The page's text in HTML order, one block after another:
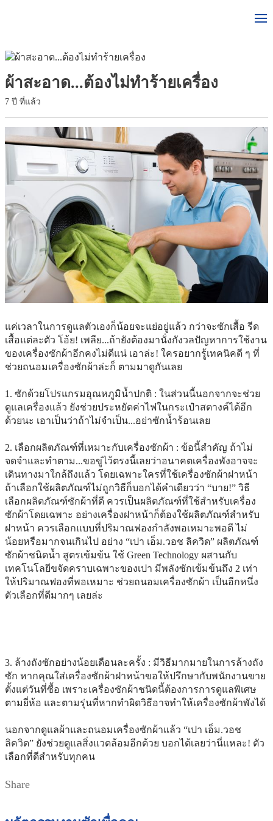
ผ้าสะอาด...ต้องไม่ทำร้ายเครื่อง
7 ปี ที่แล้ว
แค่เวลาในการดูแลตัวเองก็น้อยจะแย่อยู่แล้ว กว่าจะซักเสื้อ รีด
เสื้อแต่ละตัว โอ้ย! เพลีย...ถ้ายังต้องมานั่งกังวลปัญหาการใช้งาน
ของเครื่องซักผ้าอีกคงไม่ดีแน่ เอาล่ะ! ใครอยากรู้เทคนิคดี ๆ ที่
ช่วยถนอมเครื่องซักผ้าล่ะก็ ตามมาดูกันเลย
1. ซักด้วยโปรแกรมอุณหภูมิน้ำปกติ : ในส่วนนี้นอกจากจะช่วย
ดูแลเครื่องแล้ว ยังช่วยประหยัดค่าไฟในกระเป๋าสตางค์ได้อีก
ด้วยนะ เอาเป็นว่าถ้าไม่จำเป็น...อย่าซักน้ำร้อนเลย
2. เลือกผลิตภัณฑ์ที่เหมาะกับเครื่องซักผ้า : ข้อนี้สำคัญ ถ้าไม่
จดจำและทำตาม...ขอขู่ไว้ตรงนี้เลยว่าอนาคตเครื่องพังอาจจะ
เดินทางมาใกล้ถึงแล้ว โดยเฉพาะใครที่ใช้เครื่องซักผ้าฝาหน้า
ถ้าเลือกใช้ผลิตภัณฑ์ไม่ถูกวิธีก็บอกได้คำเดียวว่า “บาย!” วิธี
เลือกผลิตภัณฑ์ซักผ้าที่ดี ควรเป็นผลิตภัณฑ์ที่ใช้สำหรับเครื่อง
ซักผ้าโดยเฉพาะ อย่างเครื่องฝาหน้าก็ต้องใช้ผลิตภัณฑ์สำหรับ
ฝาหน้า ควรเลือกแบบที่ปริมาณฟองกำลังพอเหมาะพอดี ไม่
น้อยหรือมากจนเกินไป อย่าง “เปา เอ็ม.วอช ลิควิด” ผลิตภัณฑ์
ซักผ้าชนิดน้ำ สูตรเข้มข้น ใช้ Green Technology ผสานกับ
เทคโนโลยีขจัดคราบเฉพาะของเปา มีพลังซักเข้มข้นถึง 2 เท่า
ให้ปริมาณฟองที่พอเหมาะ ช่วยถนอมเครื่องซักผ้า เป็นอีกหนึ่ง
ตัวเลือกที่ดีมากๆ เลยล่ะ
3. ล้างถังซักอย่างน้อยเดือนละครั้ง : มีวิธีมากมายในการล้างถัง
ซัก หากคุณใส่เครื่องซักผ้าฝาหน้าขอให้ปรึกษากับพนักงานขาย
ตั้งแต่วันที่ซื้อ เพราะเครื่องซักผ้าชนิดนี้ต้องการการดูแลพิเศษ
ตามยี่ห้อ และตามรุ่นที่หากทำผิดวิธีอาจทำให้เครื่องซักผ้าพังได้
นอกจากดูแลผ้าและถนอมเครื่องซักผ้าแล้ว “เปา เอ็ม.วอช
ลิควิด” ยังช่วยดูแลสิ่งแวดล้อมอีกด้วย บอกได้เลยว่านี่แหละ! ตัว
เลือกที่ดีสำหรับทุกคน
Share